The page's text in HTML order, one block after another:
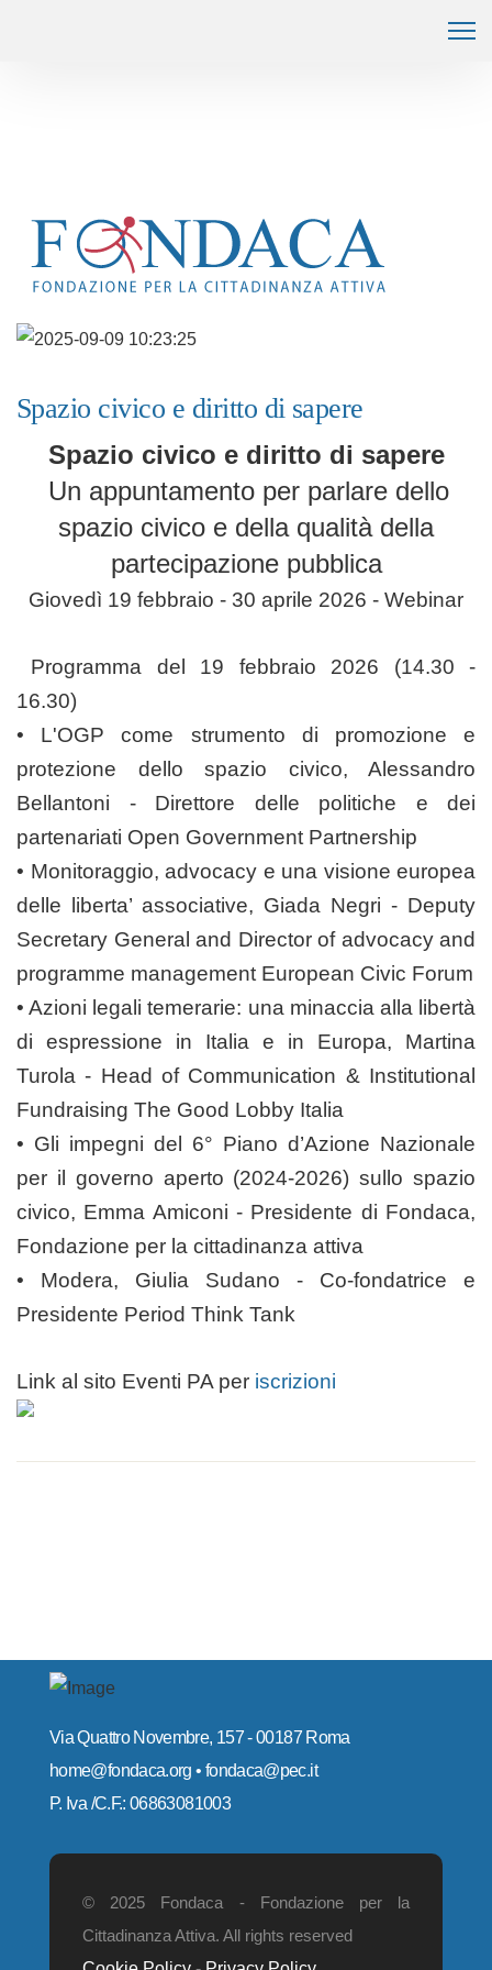
Spazio civico e diritto di sapere
Spazio civico e diritto di sapere
Un appuntamento per parlare dello
spazio civico e della qualità della
partecipazione pubblica
Giovedì 19 febbraio - 30 aprile 2026 - Webinar
Programma del 19 febbraio 2026 (14.30 -
16.30)
• L'OGP come strumento di promozione e
protezione dello spazio civico, Alessandro
Bellantoni - Direttore delle politiche e dei
partenariati Open Government Partnership
• Monitoraggio, advocacy e una visione europea
delle liberta’ associative, Giada Negri - Deputy
Secretary General and Director of advocacy and
programme management European Civic Forum
• Azioni legali temerarie: una minaccia alla libertà
di espressione in Italia e in Europa, Martina
Turola - Head of Communication & Institutional
Fundraising The Good Lobby Italia
• Gli impegni del 6° Piano d’Azione Nazionale
per il governo aperto (2024-2026) sullo spazio
civico, Emma Amiconi - Presidente di Fondaca,
Fondazione per la cittadinanza attiva
• Modera, Giulia Sudano - Co-fondatrice e
Presidente Period Think Tank
Link al sito Eventi PA per iscrizioni
Via Quattro Novembre, 157 - 00187 Roma
home@fondaca.org • fondaca@pec.it
P. Iva /C.F.: 06863081003
© 2025 Fondaca - Fondazione per la
Cittadinanza Attiva. All rights reserved